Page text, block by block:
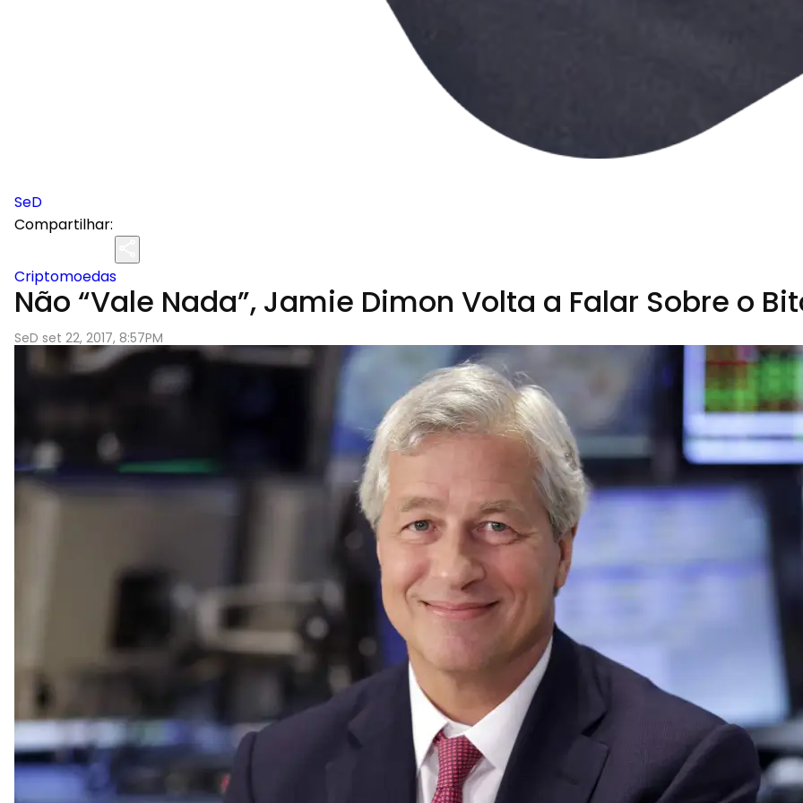
SeD
Compartilhar:
Criptomoedas
Não “Vale Nada”, Jamie Dimon Volta a Falar Sobre o
SeD set 22, 2017, 8:57PM